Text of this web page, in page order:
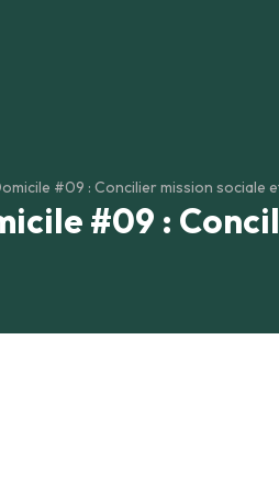
#09 : Concilier mission sociale
#09 :